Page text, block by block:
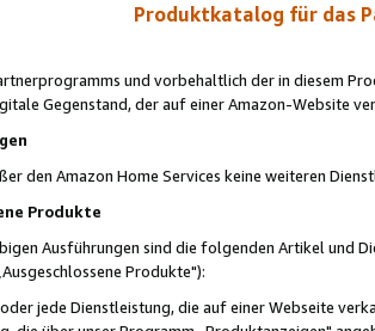
Produktkatalog für das
und vorbehaltlich der in diesem
Gegenstand, der auf einer Amazon-Website
den Amazon Home Services keine weiteren
Produkte
Ausführungen sind die folgenden Artikel und
Produkte"):
jede Dienstleistung, die auf einer Webseite